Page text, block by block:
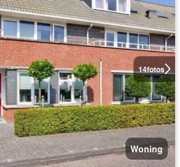
14fotos
Woning